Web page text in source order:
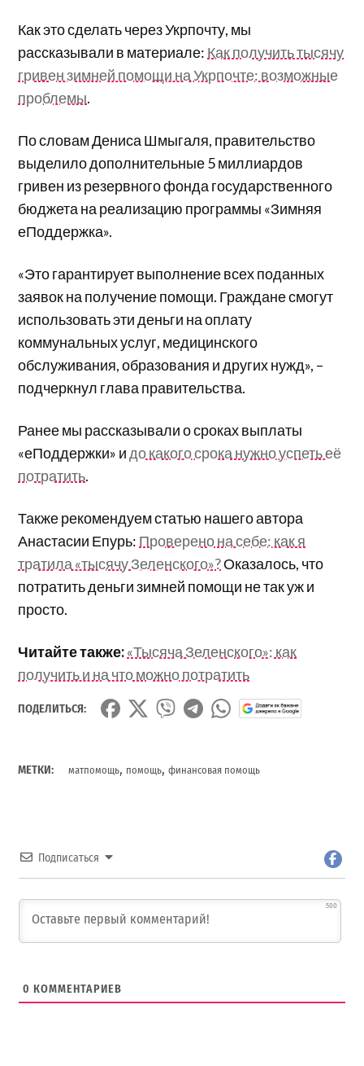
Как это сделать через Укрпочту, мы
рассказывали в материале: Как получить тысячу
гривен зимней помощи на Укрпочте: возможные
проблемы.
По словам Дениса Шмыгаля, правительство
выделило дополнительные 5 миллиардов
гривен из резервного фонда государственного
бюджета на реализацию программы «Зимняя
еПоддержка».
«Это гарантирует выполнение всех поданных
заявок на получение помощи. Граждане смогут
использовать эти деньги на оплату
коммунальных услуг, медицинского
обслуживания, образования и других нужд», –
подчеркнул глава правительства.
Ранее мы рассказывали о сроках выплаты
«еПоддержки» и до какого срока нужно успеть её
потратить.
Также рекомендуем статью нашего автора
Анастасии Епурь: Проверено на себе: как я
тратила «тысячу Зеленского»?Оказалось, что
потратить деньги зимней помощи не так уж и
просто.
Читайте также:«Тысяча Зеленского»: как
получить и на что можно потратить
ПОДЕЛИТЬСЯ:
МЕТКИ: матпомощь, помощь,финансовая помощь
Подписаться
500
0 КОММЕНТАРИЕВ